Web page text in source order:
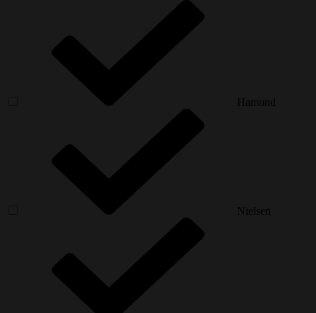
Hamond
Nielsen